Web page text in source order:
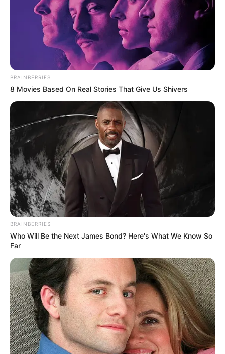
Szerző
More by Szerző
BRAINBERRIES
8 Movies Based On Real Stories That Give Us Shivers
BRAINBERRIES
Who Will Be the Next James Bond? Here's What We Know So
Far